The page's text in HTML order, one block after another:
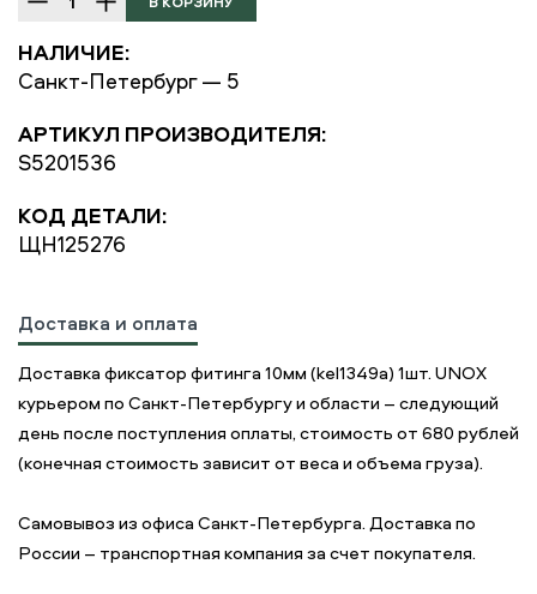
НАЛИЧИЕ:
Санкт-Петербург — 5
АРТИКУЛ ПРОИЗВОДИТЕЛЯ:
S5201536
КОД ДЕТАЛИ:
ЩН125276
Доставка и оплата
Доставка фиксатор фитинга 10мм (kel1349a) 1шт. UNOX
курьером по Санкт-Петербургу и области – следующий
день после поступления оплаты, стоимость от 680 рублей
(конечная стоимость зависит от веса и объема груза).
Самовывоз из офиса Санкт-Петербурга. Доставка по
России – транспортная компания за счет покупателя.